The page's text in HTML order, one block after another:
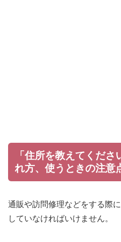
「住所を教えてくだ
れ方、使うときの注意
通販や訪問修理などをする際
していなければいけません。